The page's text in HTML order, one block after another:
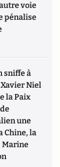
voie
pénalise
sniffe à
Niel
la Paix
une
Chine, la
Marine